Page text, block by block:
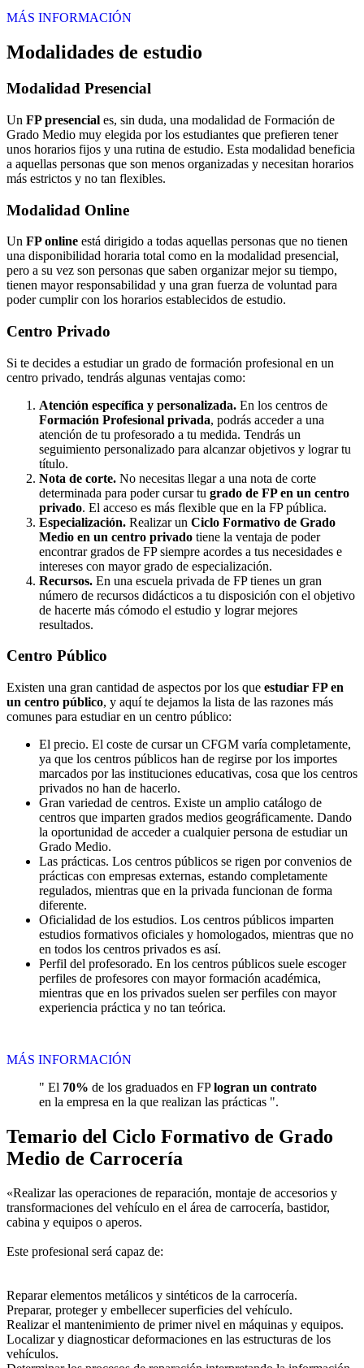
MÁS INFORMACIÓN
Modalidades de estudio
Modalidad Presencial
Un FP presencial es, sin duda, una modalidad de Formación de
Grado Medio muy elegida por los estudiantes que prefieren tener
unos horarios fijos y una rutina de estudio. Esta modalidad beneficia
a aquellas personas que son menos organizadas y necesitan horarios
más estrictos y no tan flexibles.
Modalidad Online
Un FP online está dirigido a todas aquellas personas que no tienen
una disponibilidad horaria total como en la modalidad presencial,
pero a su vez son personas que saben organizar mejor su tiempo,
tienen mayor responsabilidad y una gran fuerza de voluntad para
poder cumplir con los horarios establecidos de estudio.
Centro Privado
Si te decides a estudiar un grado de formación profesional en un
centro privado, tendrás algunas ventajas como:
Atención específica y personalizada. En los centros de
Formación Profesional privada, podrás acceder a una
atención de tu profesorado a tu medida. Tendrás un
seguimiento personalizado para alcanzar objetivos y lograr tu
título.
Nota de corte. No necesitas llegar a una nota de corte
determinada para poder cursar tu grado de FP en un centro
privado. El acceso es más flexible que en la FP pública.
Especialización. Realizar un Ciclo Formativo de Grado
Medio en un centro privado tiene la ventaja de poder
encontrar grados de FP siempre acordes a tus necesidades e
intereses con mayor grado de especialización.
Recursos. En una escuela privada de FP tienes un gran
número de recursos didácticos a tu disposición con el objetivo
de hacerte más cómodo el estudio y lograr mejores
resultados.
Centro Público
Existen una gran cantidad de aspectos por los que estudiar FP en
un centro público, y aquí te dejamos la lista de las razones más
comunes para estudiar en un centro público:
El precio. El coste de cursar un CFGM varía completamente,
ya que los centros públicos han de regirse por los importes
marcados por las instituciones educativas, cosa que los centros
privados no han de hacerlo.
Gran variedad de centros. Existe un amplio catálogo de
centros que imparten grados medios geográficamente. Dando
la oportunidad de acceder a cualquier persona de estudiar un
Grado Medio.
Las prácticas. Los centros públicos se rigen por convenios de
prácticas con empresas externas, estando completamente
regulados, mientras que en la privada funcionan de forma
diferente.
Oficialidad de los estudios. Los centros públicos imparten
estudios formativos oficiales y homologados, mientras que no
en todos los centros privados es así.
Perfil del profesorado. En los centros públicos suele escoger
perfiles de profesores con mayor formación académica,
mientras que en los privados suelen ser perfiles con mayor
experiencia práctica y no tan teórica.
MÁS INFORMACIÓN
" El 70% de los graduados en FPlogran un contrato
en la empresa en la que realizan las prácticas ".
Temario del Ciclo Formativo de Grado
Medio de Carrocería
«Realizar las operaciones de reparación, montaje de accesorios y
transformaciones del vehículo en el área de carrocería, bastidor,
cabina y equipos o aperos.
Este profesional será capaz de:
Reparar elementos metálicos y sintéticos de la carrocería.
Preparar, proteger y embellecer superficies del vehículo.
Realizar el mantenimiento de primer nivel en máquinas y equipos.
Localizar y diagnosticar deformaciones en las estructuras de los
vehículos.